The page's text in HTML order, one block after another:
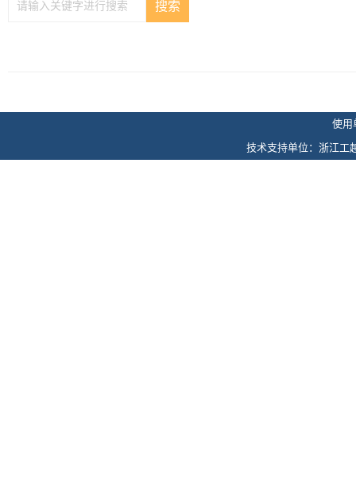
使用
技术支持单位：浙江工